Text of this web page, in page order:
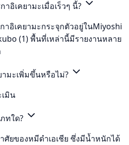
อิเคยามะเมื่อเร็วๆ นี้?
อิเคยามะกระจุกตัวอยู่ในMiyoshi
(1) พื้นที่เหล่านี้มีรายงานหลาย
มะเพิ่มขึ้นหรือไม่?
มิน
ทใด?
ศัยของหมีดำเอเชีย ซึ่งมีน้ำหนักได้